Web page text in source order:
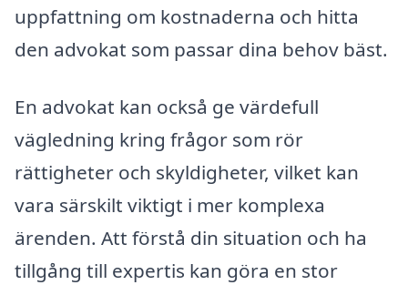
uppfattning om kostnaderna och hitta
den advokat som passar dina behov bäst.
En advokat kan också ge värdefull
vägledning kring frågor som rör
rättigheter och skyldigheter, vilket kan
vara särskilt viktigt i mer komplexa
ärenden. Att förstå din situation och ha
tillgång till expertis kan göra en stor